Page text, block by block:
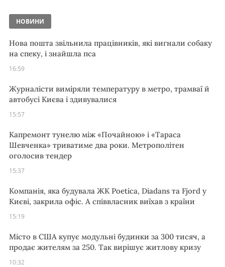
НОВИНИ
Нова пошта звільнила працівників, які вигнали собаку
на спеку, і знайшла пса
16:59
Журналісти виміряли температуру в метро, трамваї й
автобусі Києва і здивувалися
15:57
Капремонт тунелю між «Почайною» і «Тараса
Шевченка» триватиме два роки. Метрополітен
оголосив тендер
15:37
Компанія, яка будувала ЖК Poetica, Diadans та Fjord у
Києві, закрила офіс. А співвласник виїхав з країни
15:19
Місто в США купує модульні будинки за 300 тисяч, а
продає жителям за 250. Так вирішує житлову кризу
10:32